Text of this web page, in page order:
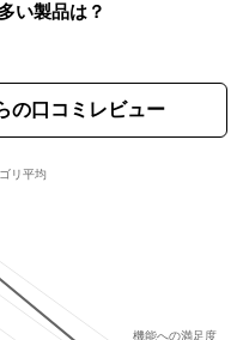
い製品は？
の口コミレビュー